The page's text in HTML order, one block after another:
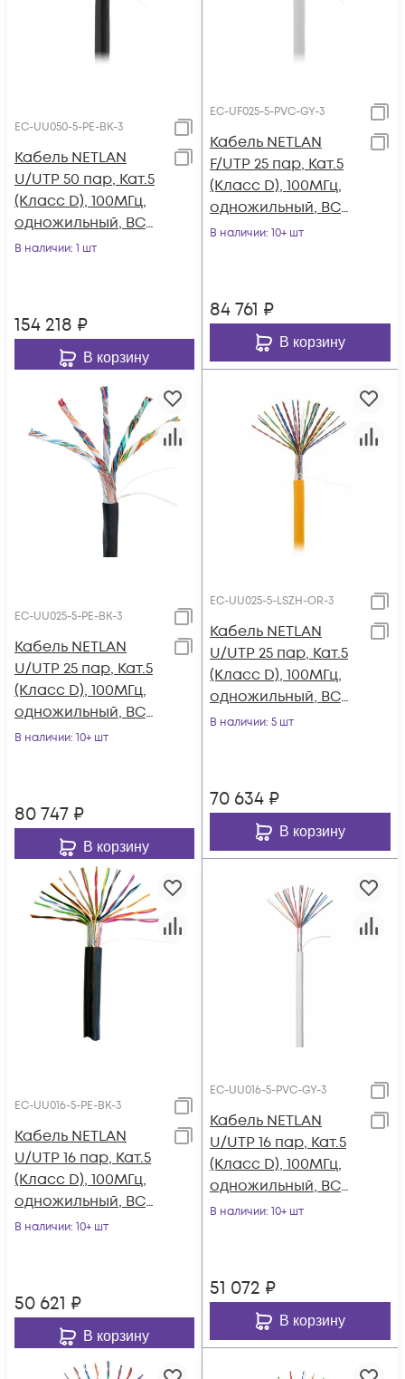
EC-UU050-5-PE-BK-3
Кабель NETLAN
U/UTP 50 пар, Кат.5
(Класс D), 100МГц,
одножильный, BC
(чистая медь),
В наличии: 1 шт
154 218 ₽
В корзину
EC-UF025-5-PVC-GY-3
Кабель NETLAN
F/UTP 25 пар, Кат.5
(Класс D), 100МГц,
одножильный, BC
(чистая медь),
В наличии: 10+ шт
84 761 ₽
В корзину
EC-UU025-5-PE-BK-3
Кабель NETLAN
U/UTP 25 пар, Кат.5
(Класс D), 100МГц,
одножильный, BC
(чистая медь),
В наличии: 10+ шт
80 747 ₽
В корзину
EC-UU025-5-LSZH-OR-3
Кабель NETLAN
U/UTP 25 пар, Кат.5
(Класс D), 100МГц,
одножильный, BC
(чистая медь),
В наличии: 5 шт
70 634 ₽
В корзину
EC-UU016-5-PE-BK-3
Кабель NETLAN
U/UTP 16 пар, Кат.5
(Класс D), 100МГц,
одножильный, BC
(чистая медь),
В наличии: 10+ шт
50 621 ₽
В корзину
EC-UU016-5-PVC-GY-3
Кабель NETLAN
U/UTP 16 пар, Кат.5
(Класс D), 100МГц,
одножильный, BC
(чистая медь),
В наличии: 10+ шт
51 072 ₽
В корзину